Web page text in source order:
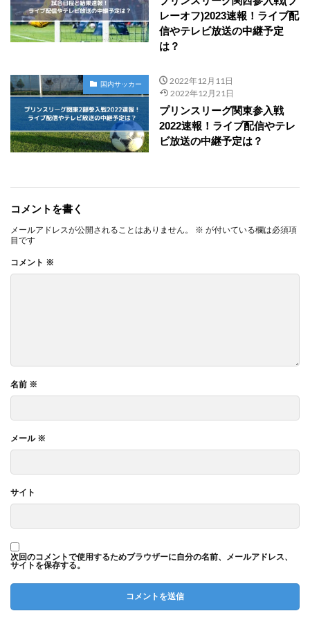
レーオフ)2023速報！ライブ配
信やテレビ放送の中継予定
は？
国内サッカー
2022年12月11日
2022年12月21日
プリンスリーグ関東参入戦
2022速報！ライブ配信やテレ
ビ放送の中継予定は？
コメントを書く
メールアドレスが公開されることはありません。 ※ が付いている欄は必須項
目です
コメント ※
名前 ※
メール ※
サイト
次回のコメントで使用するためブラウザーに自分の名前、メールアドレス、
サイトを保存する。